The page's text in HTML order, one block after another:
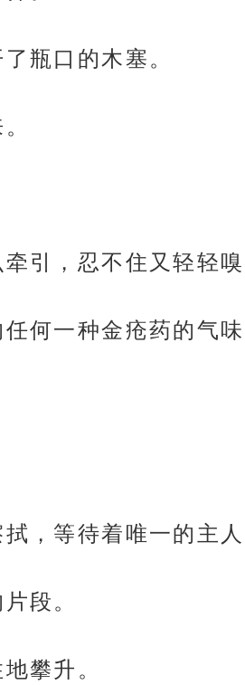
瓶口的木塞。
引，忍不住又轻轻
何一种金疮药的气
，等待着唯一的主
段。
攀升。